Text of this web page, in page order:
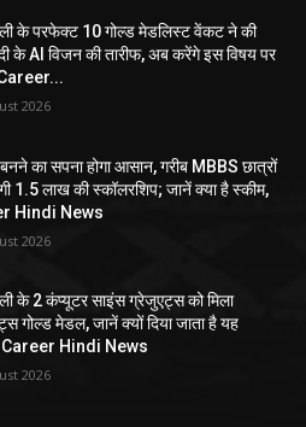
के परफेक्ट 10 गोल्ड मेडलिस्ट वेंकट ने की
के AI विजन की तारीफ, अब करेंगे इस विषय पर
Career...
2026
का सपना होगा आसान, गरीब MBBS छात्रों
1.5 लाख की स्कॉलरशिप; जानें क्या है स्कीम,
Hindi News
2026
के 2 कंप्यूटर साइंस ग्रेजुएट्स को मिला
गोल्ड मेडल, जानें क्यों दिया जाता है यह
Career Hindi News
2026